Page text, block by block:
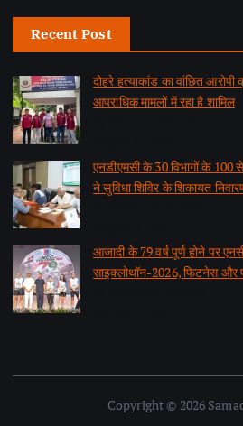
Recent Post
दोहरे हत्याकांड का वांछित
आपराधिक मामलों में रहा है शामिल
एनडीएमसी के 30 विभागों के 100
ने सुविधा शिविर के शिकायत
आजादी के 79 वर्ष पूर्ण होने पर
साइक्लोथॉन-2026, फिटनेस और
Copyright © 2026